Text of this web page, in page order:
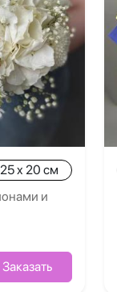
25 x 20 см
и
Заказать